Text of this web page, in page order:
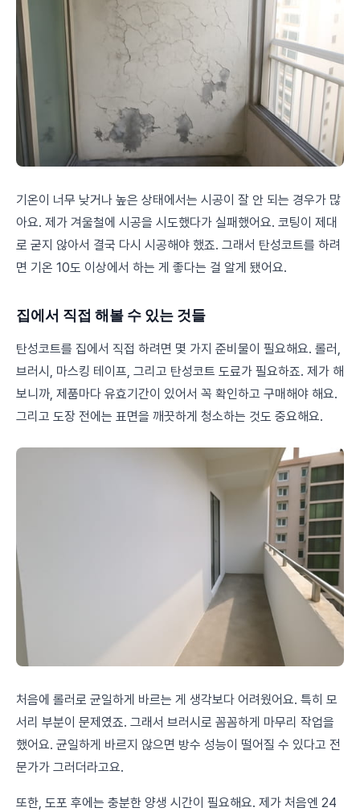
기온이 너무 낮거나 높은 상태에서는 시공이 잘 안 되는 경우가 많
아요. 제가 겨울철에 시공을 시도했다가 실패했어요. 코팅이 제대
로 굳지 않아서 결국 다시 시공해야 했죠. 그래서 탄성코트를 하려
면 기온 10도 이상에서 하는 게 좋다는 걸 알게 됐어요.
집에서 직접 해볼 수 있는 것들
탄성코트를 집에서 직접 하려면 몇 가지 준비물이 필요해요. 롤러,
브러시, 마스킹 테이프, 그리고 탄성코트 도료가 필요하죠. 제가 해
보니까, 제품마다 유효기간이 있어서 꼭 확인하고 구매해야 해요.
그리고 도장 전에는 표면을 깨끗하게 청소하는 것도 중요해요.
처음에 롤러로 균일하게 바르는 게 생각보다 어려웠어요. 특히 모
서리 부분이 문제였죠. 그래서 브러시로 꼼꼼하게 마무리 작업을
했어요. 균일하게 바르지 않으면 방수 성능이 떨어질 수 있다고 전
문가가 그러더라고요.
또한, 도포 후에는 충분한 양생 시간이 필요해요. 제가 처음엔 24